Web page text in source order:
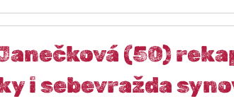
(50)
i sebevražda